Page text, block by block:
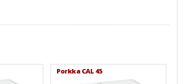
Porkka CAL 45